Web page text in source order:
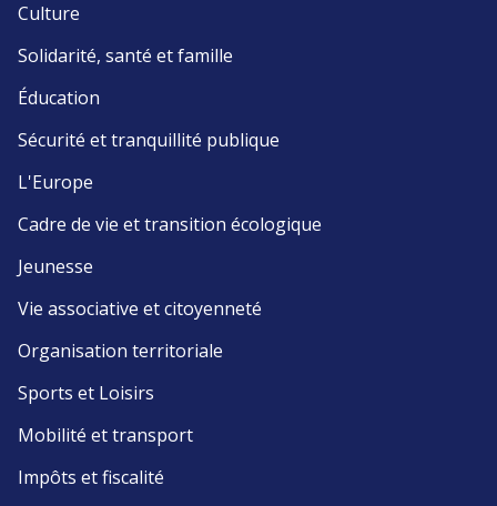
Culture
Solidarité, santé et famille
Éducation
Sécurité et tranquillité publique
L'Europe
Cadre de vie et transition écologique
Jeunesse
Vie associative et citoyenneté
Organisation territoriale
Sports et Loisirs
Mobilité et transport
Impôts et fiscalité